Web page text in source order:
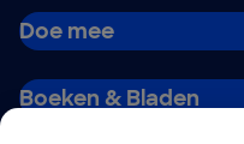
Doe mee
Boeken & Bladen